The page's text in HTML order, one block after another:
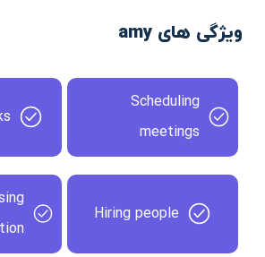
ویژگی های amy
Scheduling
meetings
Hiring people